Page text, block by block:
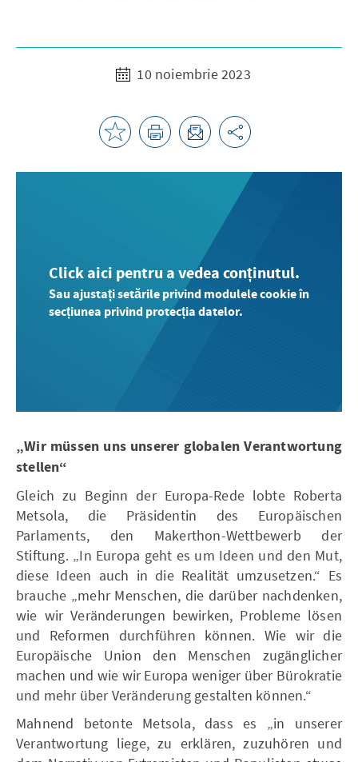
10 noiembrie 2023
Click aici pentru a vedea conținutul.
Sau ajustați setările privind modulele cookie în
secțiunea privind protecția datelor.
„Wir müssen uns unserer globalen Verantwortung
stellen“
Gleich zu Beginn der Europa-Rede lobte Roberta
Metsola, die Präsidentin des Europäischen
Parlaments, den Makerthon-Wettbewerb der
Stiftung. „In Europa geht es um Ideen und den Mut,
diese Ideen auch in die Realität umzusetzen.“ Es
brauche „mehr Menschen, die darüber nachdenken,
wie wir Veränderungen bewirken, Probleme lösen
und Reformen durchführen können. Wie wir die
Europäische Union den Menschen zugänglicher
machen und wie wir Europa weniger über Bürokratie
und mehr über Veränderung gestalten können.“
Mahnend betonte Metsola, dass es „in unserer
Verantwortung liege, zu erklären, zuzuhören und